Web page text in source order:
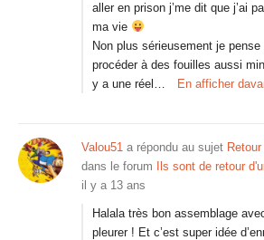
aller en prison j’me dit que j’ai
ma vie
Non plus sérieusement je pense
procéder à des fouilles aussi
y a une réel…
En afficher
Valou51 a répondu au sujet
dans le forum
Ils sont de retour
il y a 13 ans
Halala très bon assemblage
pleurer ! Et c’est super idée